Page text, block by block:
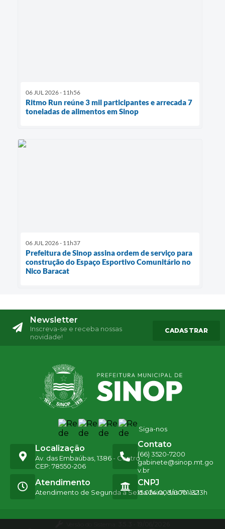
06 JUL 2026 - 11h56
Ritmo Run reúne 3 mil participantes e arrecada 7
toneladas de alimentos em Sinop
06 JUL 2026 - 11h37
Prefeitura de Sinop assina ordem de serviço para
construção do Espaço Esportivo Comunitário no
Nico Baracat
Newsletter
Inscreva-se e receba nossas
novidade!
CADASTRAR
Siga-nos
Localização
Av. das Embaúbas, 1386 - Centro
CEP: 78550-206
Contato
(66) 3520-7200
gabinete@sinop.mt.go
v.br
Atendimento
Atendimento de Segunda a Sexta-feira, das 7h às 13h
CNPJ
15.024.003/0001-32